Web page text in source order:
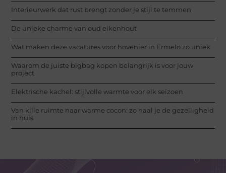
Interieurwerk dat rust brengt zonder je stijl te temmen
De unieke charme van oud eikenhout
Wat maken deze vacatures voor hovenier in Ermelo zo uniek
Waarom de juiste bigbag kopen belangrijk is voor jouw
project
Elektrische kachel: stijlvolle warmte voor elk seizoen
Van kille ruimte naar warme cocon: zo haal je de gezelligheid
in huis